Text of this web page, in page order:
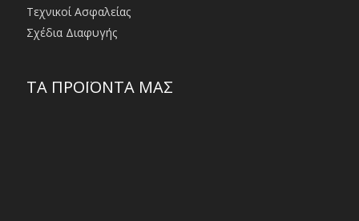
Τεχνικοί Ασφαλείας
Σχέδια Διαφυγής
ΤΑ ΠΡΟΪΟΝΤΑ ΜΑΣ